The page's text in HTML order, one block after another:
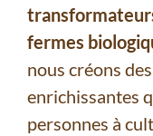
fermes
nous créons
enrichissantes
personnes à